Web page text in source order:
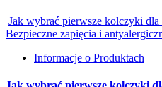
Jak wybrać pierwsze kolczyki
Bezpieczne zapięcia i
Informacje o Produktach